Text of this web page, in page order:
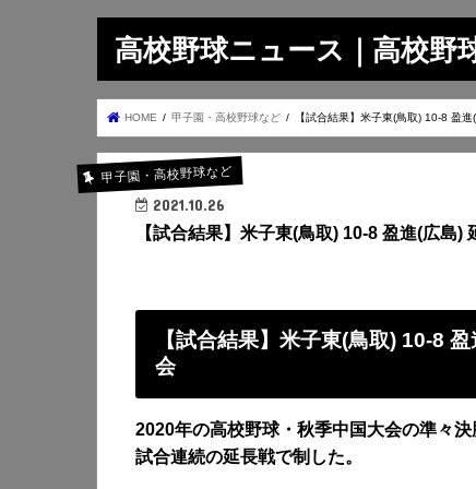
高校野球ニュース｜高校野
HOME 甲子園・高校野球など 【試合結果】米子東(鳥取) 10-8 盈
甲子園・高校野球など
2021.10.26
【試合結果】米子東(鳥取) 10-8 盈進(広島
【試合結果】米子東(鳥取) 10-8
会
2020年の高校野球・秋季中国大会の準々
試合連続の延長戦で制した。